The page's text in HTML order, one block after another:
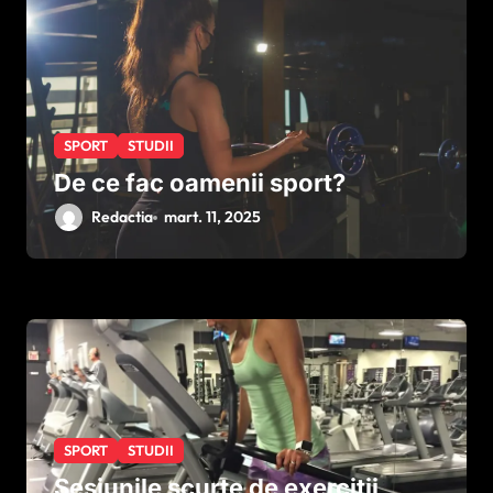
c
o
l
eSPORT STUDII
De ce fac oamenii sport?
Redactia mart. 11, 2025
SPORT STUDII